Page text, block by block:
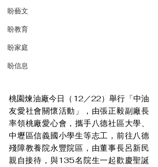
盼藝文
盼教育
盼家庭
盼信息
桃園煉油廠今日（12／22）舉行「中油
友愛社會關懷活動」，由張正毅副廠長
率領桃廠愛心會，攜手八德社區大學、
中壢區信義國小學生等志工，前往八德
殘障教養院永豐院區，由董事長呂新民
親自接待，與135名院生一起歡慶聖誕